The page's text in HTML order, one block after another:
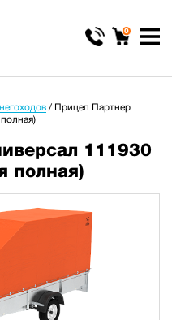
0
/ Прицеп Партнер
111930
полная)